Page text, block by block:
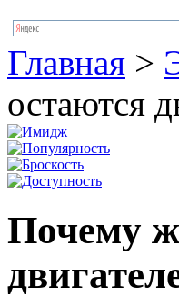
Главная >
остаются
Почему